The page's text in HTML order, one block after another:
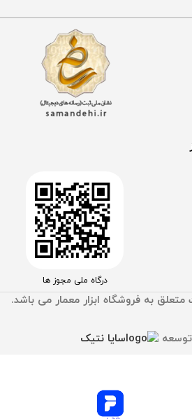
درگاه ملی مجوز ها
به فروشگاه ابزار معمار می باشد.
سایا نتیک